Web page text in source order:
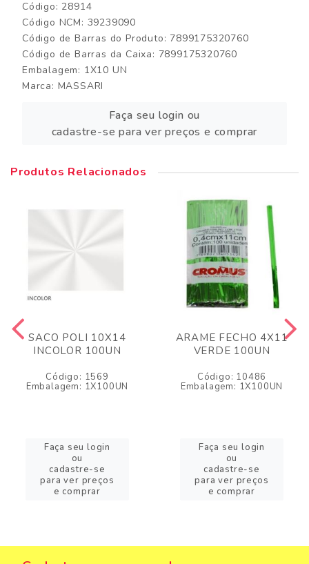
Código: 28914
Código NCM: 39239090
Código de Barras do Produto: 7899175320760
Código de Barras da Caixa: 7899175320760
Embalagem: 1X10 UN
Marca: MASSARI
Faça seu login ou
cadastre-se para ver preços e comprar
Produtos Relacionados
SACO POLI 10X14
INCOLOR 100UN
Código: 1569
Embalagem: 1X100UN
Faça seu login
ou
cadastre-se
para ver preços
e comprar
ARAME FECHO 4X11
VERDE 100UN
Código: 10486
Embalagem: 1X100UN
Faça seu login
ou
cadastre-se
para ver preços
e comprar